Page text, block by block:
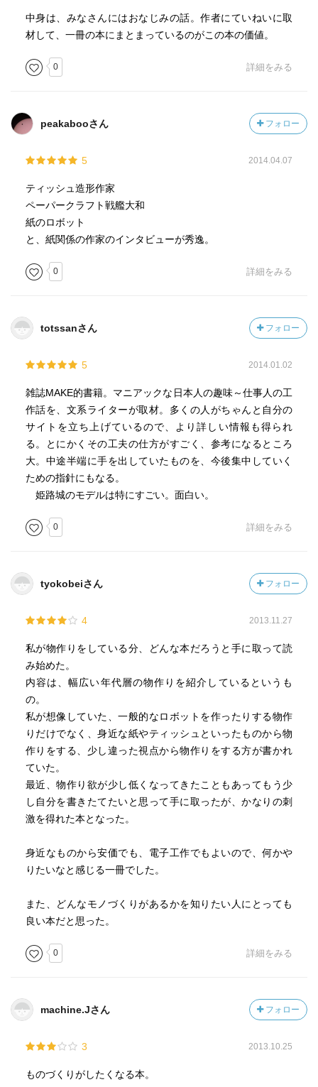
中身は、みなさんにはおなじみの話。作者にていねいに取
材して、一冊の本にまとまっているのがこの本の価値。
0 詳細をみる
peakabooさん フォロー
5 2014.04.07
ティッシュ造形作家
ペーパークラフト戦艦大和
紙のロボット
と、紙関係の作家のインタビューが秀逸。
0 詳細をみる
totssanさん フォロー
5 2014.01.02
雑誌MAKE的書籍。マニアックな日本人の趣味～仕事人の工
作話を、文系ライターが取材。多くの人がちゃんと自分の
サイトを立ち上げているので、より詳しい情報も得られ
る。とにかくその工夫の仕方がすごく、参考になるところ
大。中途半端に手を出していたものを、今後集中していく
ための指針にもなる。
姫路城のモデルは特にすごい。面白い。
0 詳細をみる
tyokobeiさん フォロー
4 2013.11.27
私が物作りをしている分、どんな本だろうと手に取って読
み始めた。
内容は、幅広い年代層の物作りを紹介しているというも
の。
私が想像していた、一般的なロボットを作ったりする物作
りだけでなく、身近な紙やティッシュといったものから物
作りをする、少し違った視点から物作りをする方が書かれ
ていた。
最近、物作り欲が少し低くなってきたこともあってもう少
し自分を書きたてたいと思って手に取ったが、かなりの刺
激を得れた本となった。
身近なものから安価でも、電子工作でもよいので、何かや
りたいなと感じる一冊でした。
また、どんなモノづくりがあるかを知りたい人にとっても
良い本だと思った。
0 詳細をみる
machine.Jさん フォロー
3 2013.10.25
ものづくりがしたくなる本。